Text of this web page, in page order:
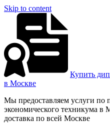
Skip to content
Купить
в Москве
Мы предоставляем услуги по
экономического техникума в
доставка по всей Москве